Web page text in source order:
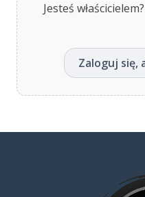
Jesteś
Zaloguj się,